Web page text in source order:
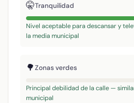
🤫Tranquilidad
Nivel aceptable para descansar y
la media municipal
🌳Zonas verdes
Principal debilidad de la calle —
municipal